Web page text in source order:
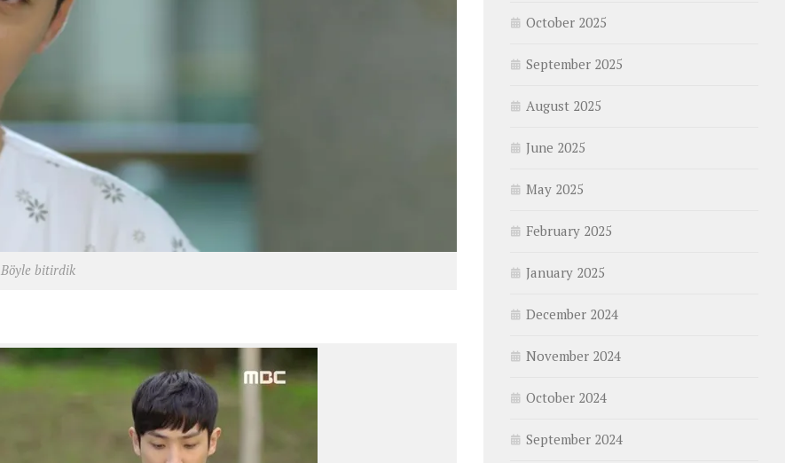
Böyle bitirdik
October 2025
September 2025
August 2025
June 2025
May 2025
February 2025
January 2025
December 2024
November 2024
October 2024
September 2024